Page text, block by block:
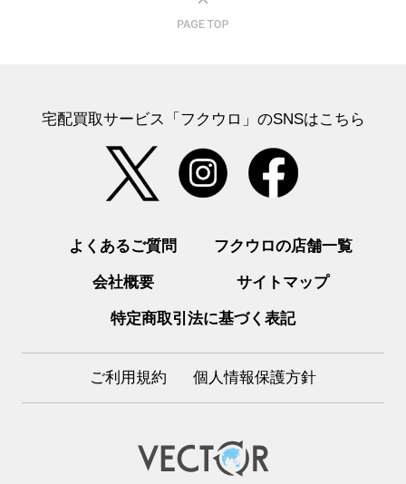
宅配買取サービス「フクウロ」のSNSはこちら
よくあるご質問 フクウロの店舗一覧
会社概要 サイトマップ
特定商取引法に基づく表記
ご利用規約 個人情報保護方針